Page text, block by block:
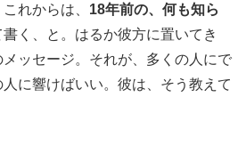
れからは、 18年前の、何も知ら
く、と。はるか彼方に置いてき
ッセージ。それが、多くの人にで
に響けばいい。彼は、そう教えて